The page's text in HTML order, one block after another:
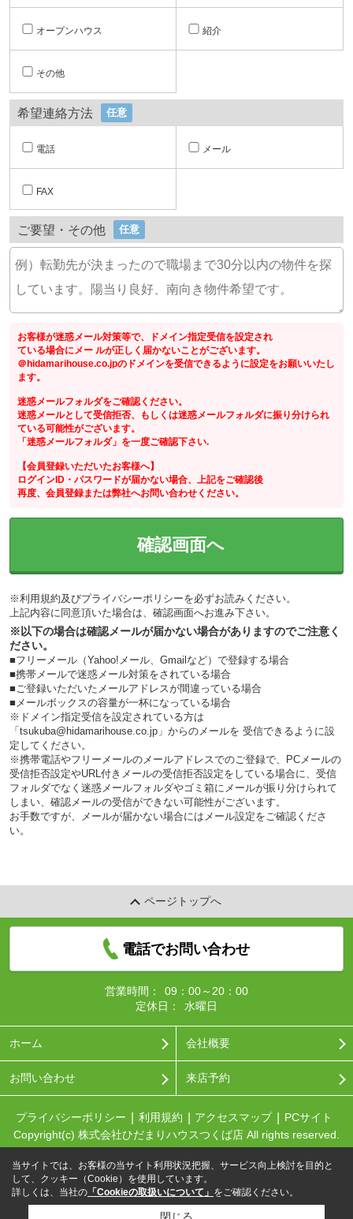
オープンハウス 紹介
その他
希望連絡方法 任意
電話 メール
FAX
ご要望・その他 任意
お客様が迷惑メール対策等で、ドメイン指定受信を設定され
ている場合にメー ルが正しく届かないことがございます。
＠hidamarihouse.co.jpのドメインを受信できるように設定をお願いいたし
ます。
迷惑メールフォルダをご確認ください。
迷惑メールとして受信拒否、もしくは迷惑メールフォルダに振り分けられ
ている可能性がございます。
「迷惑メールフォルダ」を一度ご確認下さい.
【会員登録いただいたお客様へ】
ログインID・パスワードが届かない場合、上記をご確認後
再度、会員登録または弊社へお問い合わせください。
確認画面へ
※利用規約及びプライバシーポリシーを必ずお読みください。
上記内容に同意頂いた場合は、確認画面へお進み下さい。
※以下の場合は確認メールが届かない場合がありますのでご注意く
ださい。
■フリーメール（Yahoo!メール、Gmailなど）で登録する場合
■携帯メールで迷惑メール対策をされている場合
■ご登録いただいたメールアドレスが間違っている場合
■メールボックスの容量が一杯になっている場合
※ドメイン指定受信を設定されている方は
「tsukuba@hidamarihouse.co.jp」からのメールを 受信できるように設
定してください。
※携帯電話やフリーメールのメールアドレスでのご登録で、PCメールの
受信拒否設定やURL付きメールの受信拒否設定をしている場合に、受信
フォルダでなく迷惑メールフォルダやゴミ箱にメールが振り分けられて
しまい、確認メールの受信ができない可能性がございます。
お手数ですが、メールが届かない場合にはメール設定をご確認くださ
い。
ページトップへ
電話でお問い合わせ
営業時間：
09：00～20：00
定休日：
水曜日
ホーム 会社概要
お問い合わせ 来店予約
プライバシーポリシー 利用規約 アクセスマップ
PCサイト
Copyright(c) 株式会社ひだまりハウスつくば店 All rights reserved.
当サイトでは、お客様の当サイト利用状況把握、サービス向上検討を目的と
して、クッキー（Cookie）を使用しています。
詳しくは、当社の 「Cookieの取扱いについて」 をご確認ください。